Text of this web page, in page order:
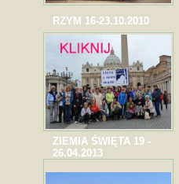
RZYM 16-23.10.2010
ZIEMIA ŚWIĘTA 19 -
26.04.2013